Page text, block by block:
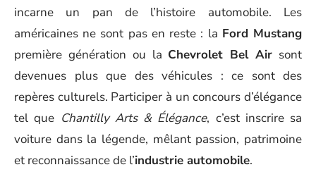
incarne un pan de l’histoire automobile. Les
américaines ne sont pas en reste : la Ford Mustang
première génération ou la Chevrolet Bel Air sont
devenues plus que des véhicules : ce sont des
repères culturels. Participer à un concours d’élégance
tel que Chantilly Arts & Élégance, c’est inscrire sa
voiture dans la légende, mêlant passion, patrimoine
et reconnaissance de l’industrie automobile.